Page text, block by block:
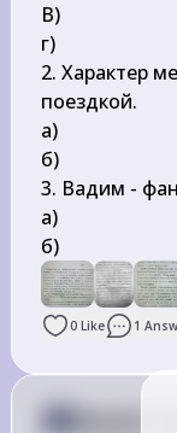
B)
г)
2. Характер
поездкой.
a)
б)
3. Вадим -
a)
б)
0 Like 1